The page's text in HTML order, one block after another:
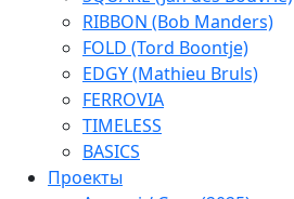
RIBBON (Bob Manders)
FOLD (Tord Boontje)
EDGY (Mathieu Bruls)
FERROVIA
TIMELESS
BASICS
Проекты